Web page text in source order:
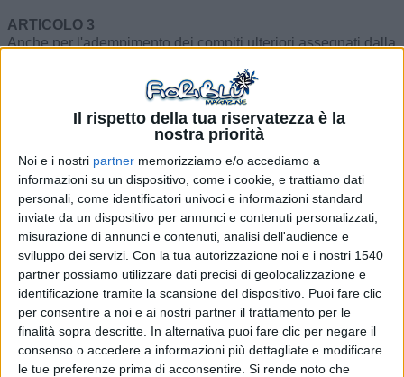
Il rispetto della tua riservatezza è la
nostra priorità
Noi e i nostri partner memorizziamo e/o accediamo a
informazioni su un dispositivo, come i cookie, e trattiamo dati
personali, come identificatori univoci e informazioni standard
inviate da un dispositivo per annunci e contenuti personalizzati,
misurazione di annunci e contenuti, analisi dell'audience e
sviluppo dei servizi. Con la tua autorizzazione noi e i nostri 1540
partner possiamo utilizzare dati precisi di geolocalizzazione e
identificazione tramite la scansione del dispositivo. Puoi fare clic
per consentire a noi e ai nostri partner il trattamento per le
finalità sopra descritte. In alternativa puoi fare clic per negare il
consenso o accedere a informazioni più dettagliate e modificare
le tue preferenze prima di acconsentire. Si rende noto che
ARTICOLO 3
Anche per l'adempimento dei compiti ulteriori assegnati dalla
all'articolo 5 della legge 29 luglio 1975, n. 405, è aumentato
con uno stanziamento di L. 50.000.000.000 annui, da
ripartirsi fra le regioni in base agli stessi criteri stabiliti dal
Alla copertura dell'onere di lire 50 miliardi relativo
all'esercizio finanziario 1978 si provvede mediante
corrispondente riduzione dello stanziamento iscritto nel
capitolo 9001 dello stato di previsione della spesa del
Ministero del tesoro per il medesimo esercizio. Il Ministro del
tesoro è autorizzato ad apportare, con propri decreti, le
necessarie variazioni di bilancio.
ARTICOLO 4
Per l'interruzione volontaria della gravidanza entro i primi
novanta giorni, la donna che accusi circostanze per le quali
la prosecuzione della gravidanza, il parto o la maternità